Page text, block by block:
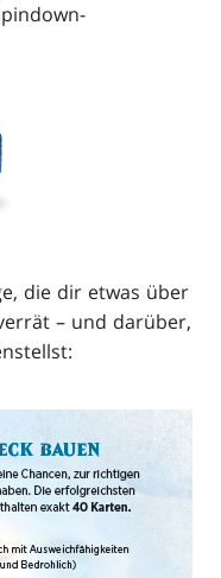
die dir etwas über
– und darüber,